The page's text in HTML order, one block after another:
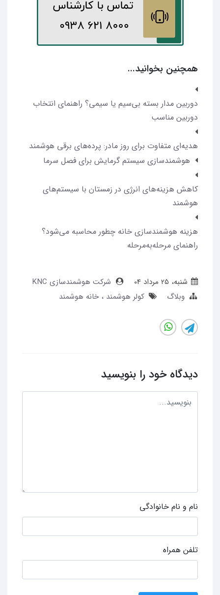
همچنین بخوانید...
دوربین مدار بسته بی‌سیم یا سیمی؟ راهنمای انتخاب
دوربین مناسب
هدیه‌ای متفاوت برای روز مادر: پرده‌های برقی هوشمند
هوشمندسازی سیستم گرمایش برای فصل سرما
کاهش هزینه‌های انرژی در زمستان با سیستم‌های
هوشمند
هزینه‌ هوشمندسازی خانه چطور محاسبه می‌شود؟
راهنمای مرحله‌به‌مرحله
شنبه، 25 مرداد 04
شرکت هوشمندسازی KNC
وبلاگ
کولر هوشمند خانه هوشمند
دیدگاه خود را بنویسید
نام و نام خانوادگی
تلفن همراه